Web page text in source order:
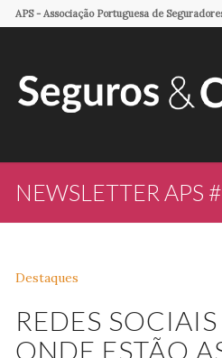
APS - Associação Portuguesa de
NEWSLETTER
Destaques
REDES
ONDE ESTÃO